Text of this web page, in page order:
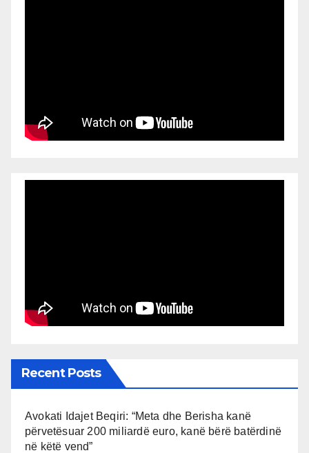
Recent Posts
Avokati Idajet Beqiri: “Meta dhe Berisha kanë
përvetësuar 200 miliardë euro, kanë bërë batërdinë
në këtë vend”